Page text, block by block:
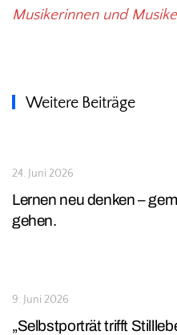
Musikerinnen und
Weitere Beiträge
24. Juni 2026
Lernen neu denken –
gehen.
9. Juni 2026
„Selbstporträt trifft